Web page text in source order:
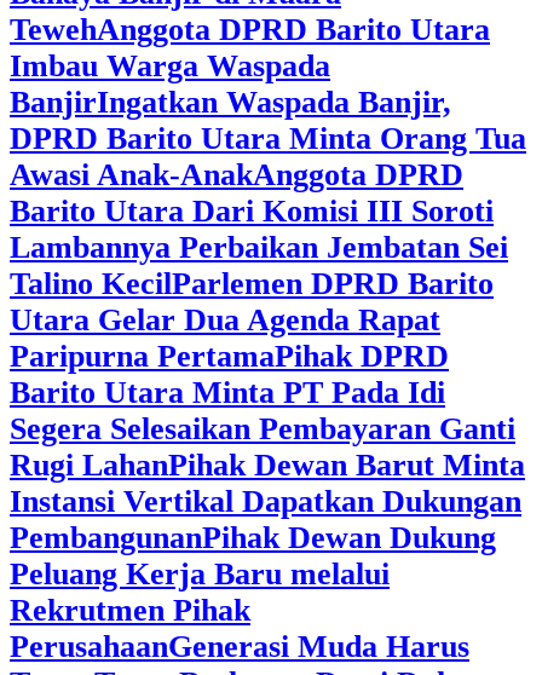
TewehAnggota DPRD Barito Utara
Imbau Warga Waspada
BanjirIngatkan Waspada Banjir,
DPRD Barito Utara Minta Orang Tua
Awasi Anak-AnakAnggota DPRD
Barito Utara Dari Komisi III Soroti
Lambannya Perbaikan Jembatan Sei
Talino KecilParlemen DPRD Barito
Utara Gelar Dua Agenda Rapat
Paripurna PertamaPihak DPRD
Barito Utara Minta PT Pada Idi
Segera Selesaikan Pembayaran Ganti
Rugi LahanPihak Dewan Barut Minta
Instansi Vertikal Dapatkan Dukungan
PembangunanPihak Dewan Dukung
Peluang Kerja Baru melalui
Rekrutmen Pihak
PerusahaanGenerasi Muda Harus